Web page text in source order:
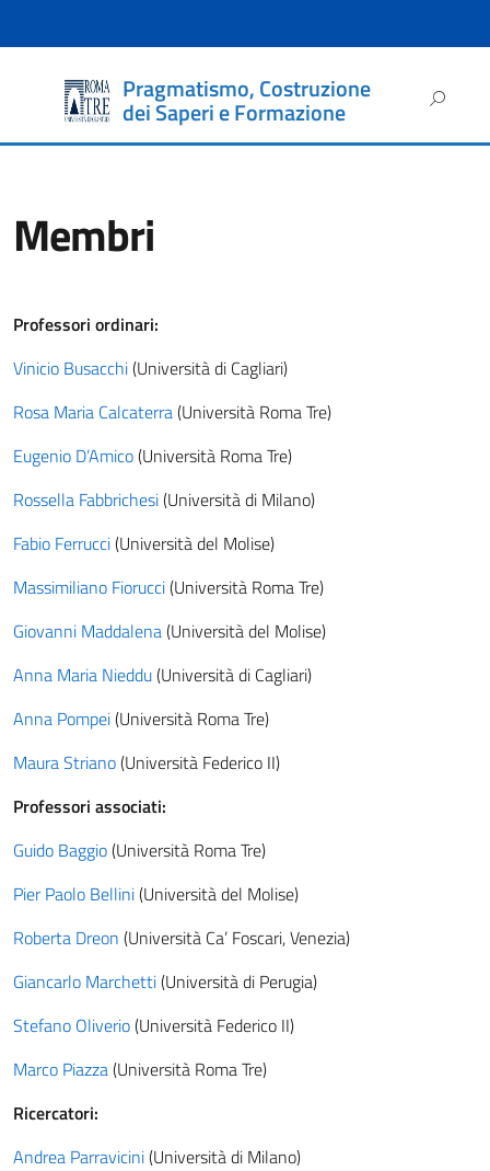
Pragmatismo, Costruzione
dei Saperi e Formazione
per:
Membri
Professori ordinari:
Vinicio Busacchi(Università di Cagliari)
Rosa Maria Calcaterra(Università Roma Tre)
Eugenio D’Amico(Università Roma Tre)
Rossella Fabbrichesi(Università di Milano)
Fabio Ferrucci(Università del Molise)
Massimiliano Fiorucci(Università Roma Tre)
Giovanni Maddalena(Università del Molise)
Anna Maria Nieddu(Università di Cagliari)
Anna Pompei(Università Roma Tre)
Maura Striano(Università Federico II)
Professori associati:
Guido Baggio(Università Roma Tre)
Pier Paolo Bellini(Università del Molise)
Roberta Dreon (Università Ca’ Foscari, Venezia)
Giancarlo Marchetti(Università di Perugia)
Stefano Oliverio(Università Federico II)
Marco Piazza(Università Roma Tre)
Ricercatori:
Andrea Parravicini(Università di Milano)